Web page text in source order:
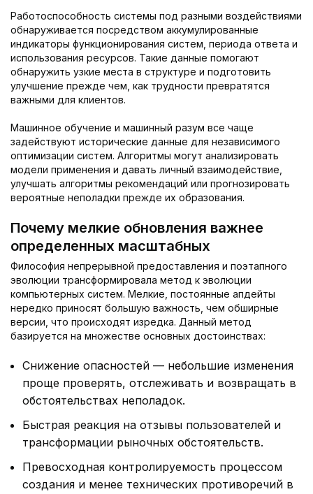
Работоспособность системы под разными воздействиями
обнаруживается посредством аккумулированные
индикаторы функционирования систем, периода ответа и
использования ресурсов. Такие данные помогают
обнаружить узкие места в структуре и подготовить
улучшение прежде чем, как трудности превратятся
важными для клиентов.
Машинное обучение и машинный разум все чаще
задействуют исторические данные для независимого
оптимизации систем. Алгоритмы могут анализировать
модели применения и давать личный взаимодействие,
улучшать алгоритмы рекомендаций или прогнозировать
вероятные неполадки прежде их образования.
Почему мелкие обновления важнее
определенных масштабных
Философия непрерывной предоставления и поэтапного
эволюции трансформировала метод к эволюции
компьютерных систем. Мелкие, постоянные апдейты
нередко приносят большую важность, чем обширные
версии, что происходят изредка. Данный метод
базируется на множестве основных достоинствах:
Снижение опасностей — небольшие изменения
проще проверять, отслеживать и возвращать в
обстоятельствах неполадок.
Быстрая реакция на отзывы пользователей и
трансформации рыночных обстоятельств.
Превосходная контролируемость процессом
создания и менее технических противоречий в